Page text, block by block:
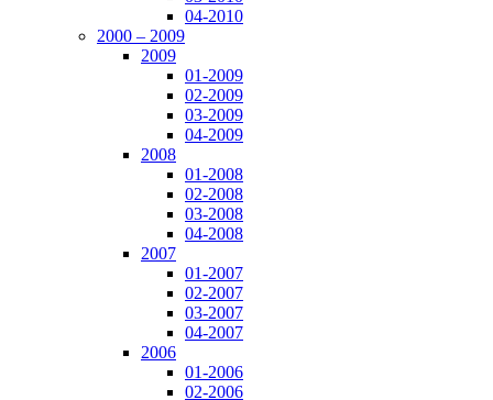
04-2010
2000 – 2009
2009
01-2009
02-2009
03-2009
04-2009
2008
01-2008
02-2008
03-2008
04-2008
2007
01-2007
02-2007
03-2007
04-2007
2006
01-2006
02-2006